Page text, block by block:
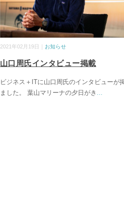
2021年02月19日｜ お知らせ
山口周氏インタビュー掲載
ビジネス＋ITに山口周氏のインタビューが
ました。 葉山マリーナの夕日がき ...